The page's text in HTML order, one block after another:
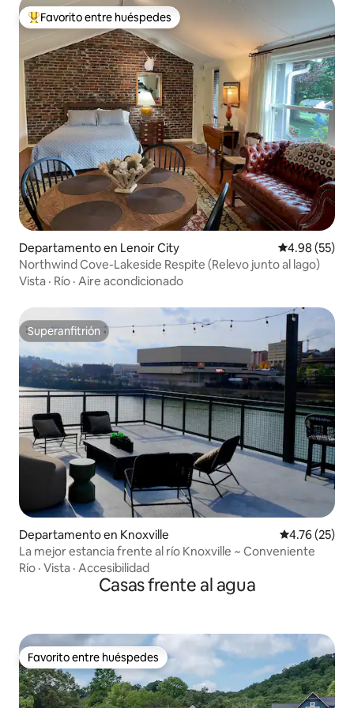
De los mejores en Favorito entre huéspedes
Favorito entre huéspedes
Departamento en Lenoir City Calificación
4.98 (55)
Northwind Cove-Lakeside Respite (Relevo junto al lago)
Vista · Río · Aire acondicionado
Superanfitrión
Superanfitrión
Departamento en Knoxville Calificación
4.76 (25)
La mejor estancia frente al río Knoxville ~ Conveniente
Río · Vista · Accesibilidad
Casas frente al agua
Favorito entre huéspedes
Favorito entre huéspedes